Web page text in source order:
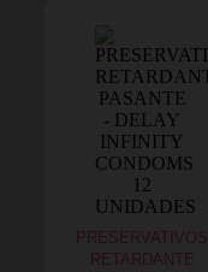
PRESERVATIVOS
RETARDANTE